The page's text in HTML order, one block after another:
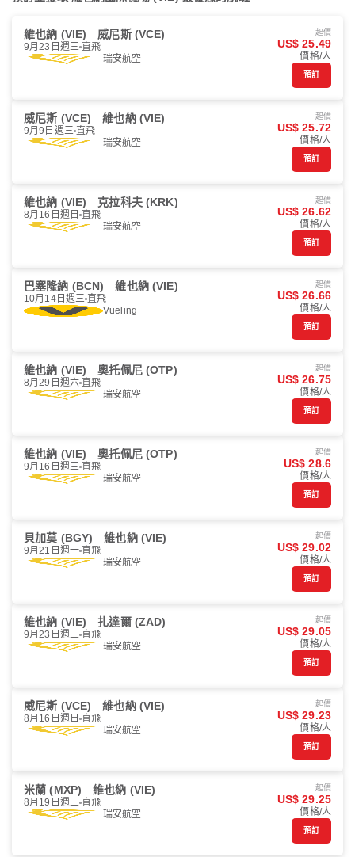
維也納 (VIE) 威尼斯 (VCE)
9月23日週三 直飛
瑞安航空
起價
US$ 25.49
價格/人
預訂
威尼斯 (VCE) 維也納 (VIE)
9月9日週三 直飛
瑞安航空
起價
US$ 25.72
價格/人
預訂
維也納 (VIE) 克拉科夫 (KRK)
8月16日週日 直飛
瑞安航空
起價
US$ 26.62
價格/人
預訂
巴塞隆納 (BCN) 維也納 (VIE)
10月14日週三 直飛
Vueling
起價
US$ 26.66
價格/人
預訂
維也納 (VIE) 奧托佩尼 (OTP)
8月29日週六 直飛
瑞安航空
起價
US$ 26.75
價格/人
預訂
維也納 (VIE) 奧托佩尼 (OTP)
9月16日週三 直飛
瑞安航空
起價
US$ 28.6
價格/人
預訂
貝加莫 (BGY) 維也納 (VIE)
9月21日週一 直飛
瑞安航空
起價
US$ 29.02
價格/人
預訂
維也納 (VIE) 扎達爾 (ZAD)
9月23日週三 直飛
瑞安航空
起價
US$ 29.05
價格/人
預訂
威尼斯 (VCE) 維也納 (VIE)
8月16日週日 直飛
瑞安航空
起價
US$ 29.23
價格/人
預訂
米蘭 (MXP) 維也納 (VIE)
8月19日週三 直飛
瑞安航空
起價
US$ 29.25
價格/人
預訂